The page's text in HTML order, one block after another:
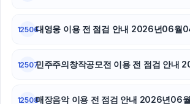
12506대영웅 이용 전 점검 안내 2026년06월
12507민주주의창작공모전 이용 전 점검 안
12508매장음악 이용 전 점검 안내 2026년06